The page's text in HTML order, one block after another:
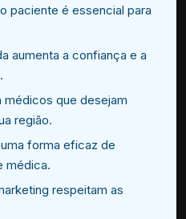
paciente é essencial para
aumenta a confiança e a
médicos que desejam
região.
forma eficaz de
médica.
respeitam as